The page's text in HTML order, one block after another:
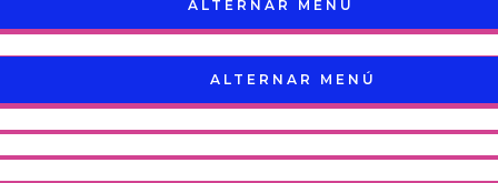
ALTERNAR MENÚ
ALTERNAR MENÚ